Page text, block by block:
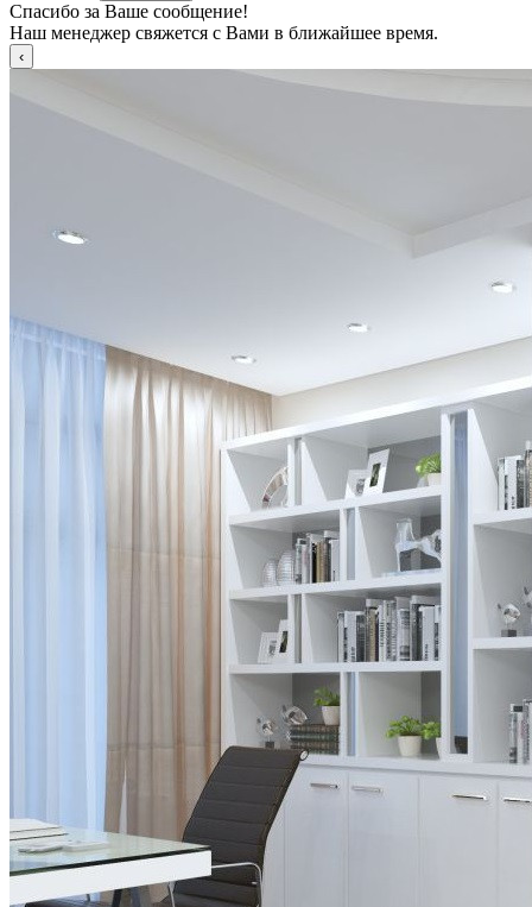
Спасибо за Ваше сообщение!
Наш менеджер свяжется с Вами в ближайшее время.